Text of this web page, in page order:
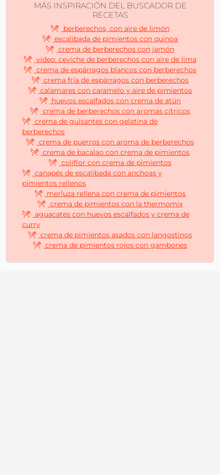
MÁS INSPIRACIÓN DEL BUSCADOR DE
RECETAS
berberechos, con aire de limón
escalibada de pimientos con quinoa
crema de berberechos con jamón
vídeo: ceviche de berberechos con aire de lima
crema de espárragos blancos con berberechos
crema fría de espárragos con berberechos
calamares con caramelo y aire de pimientos
huevos escalfados con crema de atún
crema de berberechos con aromas cítricos
crema de guisantes con gelatina de
berberechos
crema de puerros con aroma de berberechos
crema de bacalao con crema de pimientos
coliflor con crema de pimientos
canapés de escalibada con anchoas y
pimientos rellenos
merluza rellena con crema de pimientos
crema de pimientos con la thermomix
aguacates con huevos escalfados y crema de
curry
crema de pimientos asados con langostinos
crema de pimientos rojos con gambones